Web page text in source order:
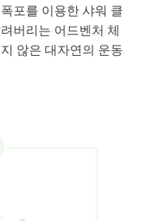
포를 이용한 샤워 클
버리는 어드벤처 체
않은 대자연의 운동